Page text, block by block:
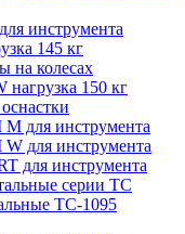
инструмента
145 кг
на колесах
150 кг
для инструмента
для инструмента
для инструмента
серии ТС
TC-1095